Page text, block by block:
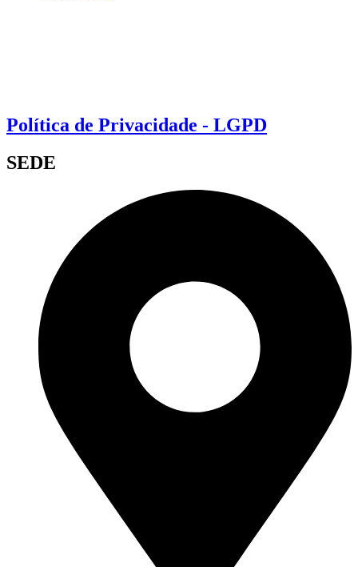
Política de Privacidade - LGPD
SEDE